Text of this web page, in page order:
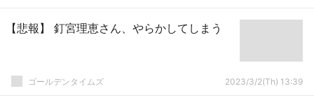
【悲報】 釘宮理恵さん、やらかしてしまう
ゴールデンタイムズ 2023/3/2(Th) 13:39